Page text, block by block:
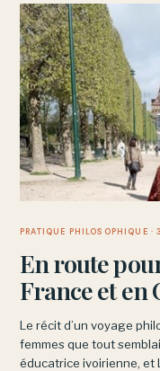
PRATIQUE PHILOSOPHIQUE ·
En route
France et en
Le récit d’un voyage
femmes que tout
éducatrice ivoirienne, et